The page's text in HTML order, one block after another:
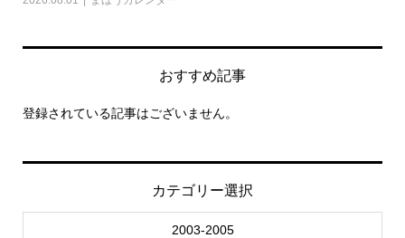
おすすめ記事
登録されている記事はございません。
カテゴリー選択
2003-2005